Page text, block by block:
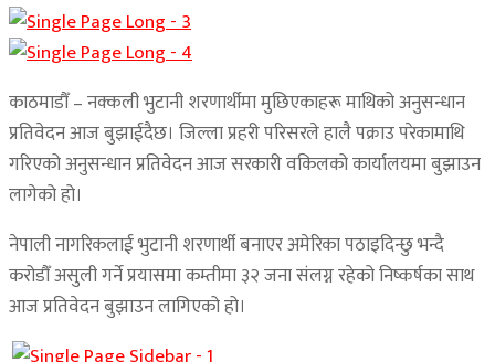
काठमाडौँ – नक्कली भुटानी शरणार्थीमा मुछिएकाहरू माथिको अनुसन्धान
प्रतिवेदन आज बुझाईदैछ। जिल्ला प्रहरी परिसरले हालै पक्राउ परेकामाथि
गरिएको अनुसन्धान प्रतिवेदन आज सरकारी वकिलको कार्यालयमा बुझाउन
लागेको हो।
नेपाली नागरिकलाई भुटानी शरणार्थी बनाएर अमेरिका पठाइदिन्छु भन्दै
करोडौँ असुली गर्ने प्रयासमा कम्तीमा ३२ जना संलग्न रहेको निष्कर्षका साथ
आज प्रतिवेदन बुझाउन लागिएको हो।